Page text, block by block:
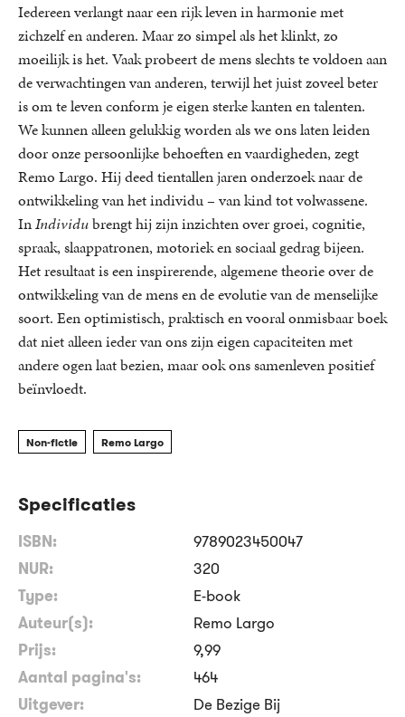
Iedereen verlangt naar een rijk leven in harmonie met
zichzelf en anderen. Maar zo simpel als het klinkt, zo
moeilijk is het. Vaak probeert de mens slechts te voldoen aan
de verwachtingen van anderen, terwijl het juist zoveel beter
is om te leven conform je eigen sterke kanten en talenten.
We kunnen alleen gelukkig worden als we ons laten leiden
door onze persoonlijke behoeften en vaardigheden, zegt
Remo Largo. Hij deed tientallen jaren onderzoek naar de
ontwikkeling van het individu – van kind tot volwassene.
InIndividubrengt hij zijn inzichten over groei, cognitie,
spraak, slaappatronen, motoriek en sociaal gedrag bijeen.
Het resultaat is een inspirerende, algemene theorie over de
ontwikkeling van de mens en de evolutie van de menselijke
soort. Een optimistisch, praktisch en vooral onmisbaar boek
dat niet alleen ieder van ons zijn eigen capaciteiten met
andere ogen laat bezien, maar ook ons samenleven positief
beïnvloedt.
Non-fictie Remo Largo
Specificaties
ISBN:
9789023450047
NUR:
320
Type:
E-book
Auteur(s):
Remo Largo
Prijs:
9,99
Aantal pagina's:
464
Uitgever:
De Bezige Bij